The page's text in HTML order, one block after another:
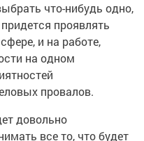
что-нибудь одно,
проявлять
и на работе,
на одном
провалов.
довольно
все то, что будет